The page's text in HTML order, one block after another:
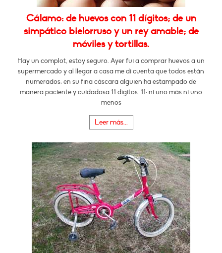
Cálamo: de huevos con 11 dígitos; de un
simpático bielorruso y un rey amable; de
móviles y tortillas.
Hay un complot, estoy seguro. Ayer fui a comprar huevos a un
supermercado y al llegar a casa me di cuenta que todos están
numerados: en su fina cáscara alguien ha estampado de
manera paciente y cuidadosa 11 dígitos. 11: ni uno más ni uno
menos
Leer más...